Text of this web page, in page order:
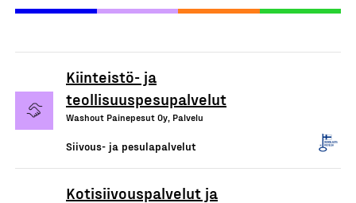
Kiinteistö- ja
teollisuuspesupalvelut
Washout Painepesut Oy, Palvelu
Siivous- ja pesulapalvelut
Kotisiivouspalvelut ja